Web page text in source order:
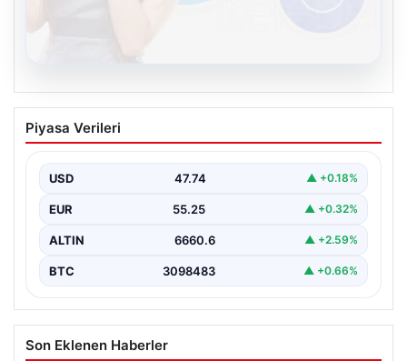
Kelebek.Org İle Dijital İletişimin
Sertifikalı Adresi Ve Chat Deneyimi
irtibat sağlaması ciddi bir hassasiyet barındırmaktadır.
Güncel olarak…
Piyasa Verileri
USD 47.74 ▲ +0.18%
EUR 55.25 ▲ +0.32%
ALTIN 6660.6 ▲ +2.59%
BTC 3098483 ▲ +0.66%
Son Eklenen Haberler